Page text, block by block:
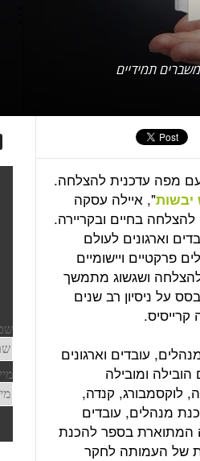
תמידיים
מפה עדכנית להצלחה.
", איילה עסקה
בחיים ובקריירה.
עובדים וארגונים לעולם
ויישומיים
ושגשוג מתמשך
על ניסיון רב שנים
עובדים וארגונים
ומאז ועד היום הובילה ומובילה
לוקסמבורג, קנדה,
מנהלים, עובדים
המתוארת בספר להכנת
של העמותה לחקר